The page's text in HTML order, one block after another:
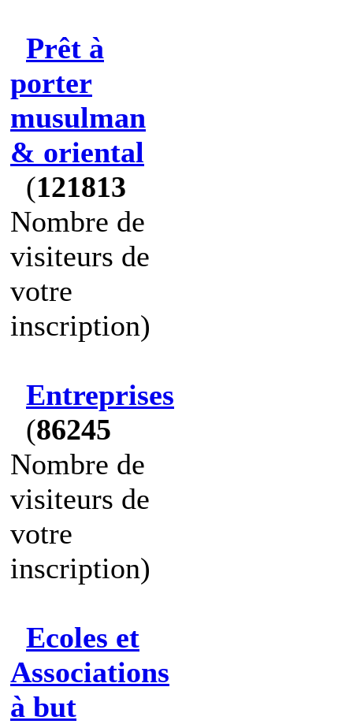
Prêt à
porter
musulman
& oriental
(121813
Nombre de
visiteurs de
votre
inscription)
Entreprises
(86245
Nombre de
visiteurs de
votre
inscription)
Ecoles et
Associations
à but